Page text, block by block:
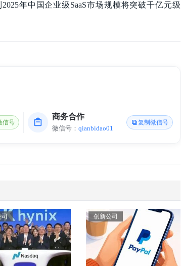
年中国企业级SaaS市场规模将突破千亿元级
信号
商务合作
微信号： qianbidao01
复制微信号
司 创新公司